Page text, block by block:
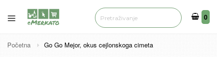
00
Početna Go Go Mejor, okus cejlonskoga cimeta